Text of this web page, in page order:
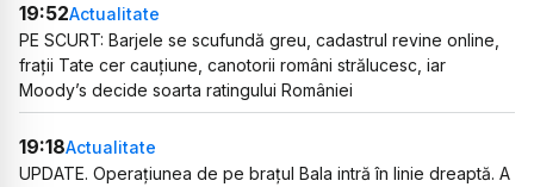
19:52Actualitate
PE SCURT: Barjele se scufundă greu, cadastrul revine online,
frații Tate cer cauțiune, canotorii români strălucesc, iar
Moody’s decide soarta ratingului României
19:18Actualitate
UPDATE. Operațiunea de pe brațul Bala intră în linie dreaptă. A